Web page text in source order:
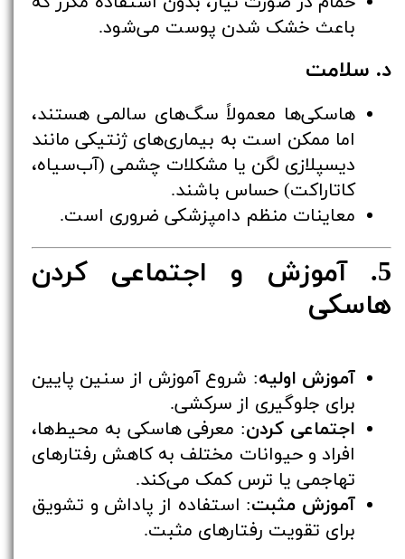
باعث خشک شدن پوست می‌شود.
د. سلامت
هاسکی‌ها معمولاً سگ‌های سالمی هستند،
اما ممکن است به بیماری‌های ژنتیکی مانند
دیسپلازی لگن یا مشکلات چشمی (آب‌سیاه،
کاتاراکت) حساس باشند.
معاینات منظم دامپزشکی ضروری است.
5. آموزش و اجتماعی کردن
هاسکی
آموزش اولیه: شروع آموزش از سنین پایین
برای جلوگیری از سرکشی.
اجتماعی کردن: معرفی هاسکی به محیط‌ها،
افراد و حیوانات مختلف به کاهش رفتارهای
تهاجمی یا ترس کمک می‌کند.
آموزش مثبت: استفاده از پاداش و تشویق
برای تقویت رفتارهای مثبت.